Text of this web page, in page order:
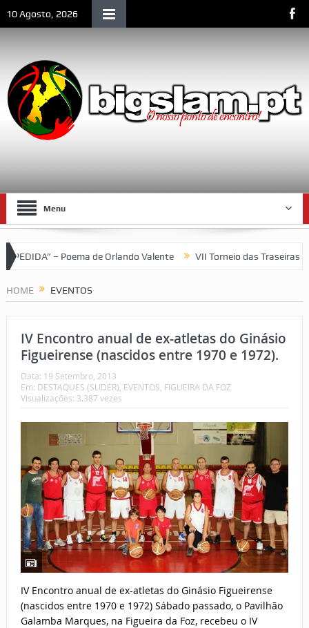
10 Agosto, 2026
Menu
– Poema de Orlando Valente VII Torneio das Traseiras –
HOME EVENTOS
IV Encontro anual de ex-atletas do Ginásio
Figueirense (nascidos entre 1970 e 1972).
Data: 19 Setembro, 2013
Em: DESTAQUES (SLIDER) EVENTOS FIGUEIRA DA FOZ
Visualizações: 3.387 vezes
IV Encontro anual de ex-atletas do Ginásio Figueirense
(nascidos entre 1970 e 1972) Sábado passado, o Pavilhão
Galamba Marques, na Figueira da Foz, recebeu o IV